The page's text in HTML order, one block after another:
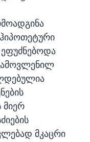
მიერ
მკაცრი